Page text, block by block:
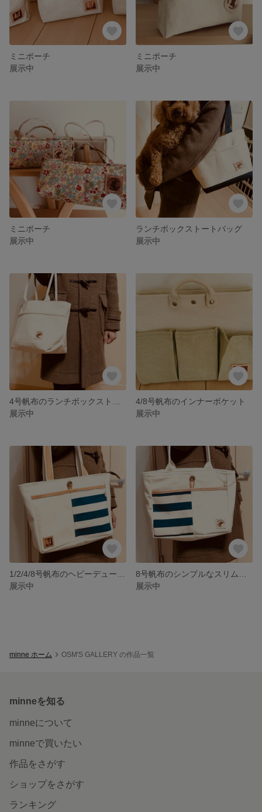
ミニポーチ
展示中
ミニポーチ
展示中
ミニポーチ
展示中
ランチボックストートバッグ
展示中
展示中
4/8号帆布のインナーポケット
展示中
展示中
展示中
minne ホーム OSM'S GALLERY の作品一覧
minneを知る
minneについて
minneで買いたい
作品をさがす
ショップをさがす
ランキング